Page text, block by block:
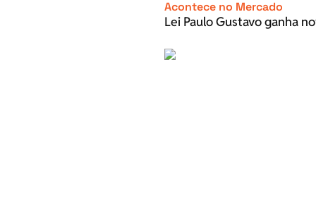
Acontece no Mercado
Lei Paulo Gustavo ganha